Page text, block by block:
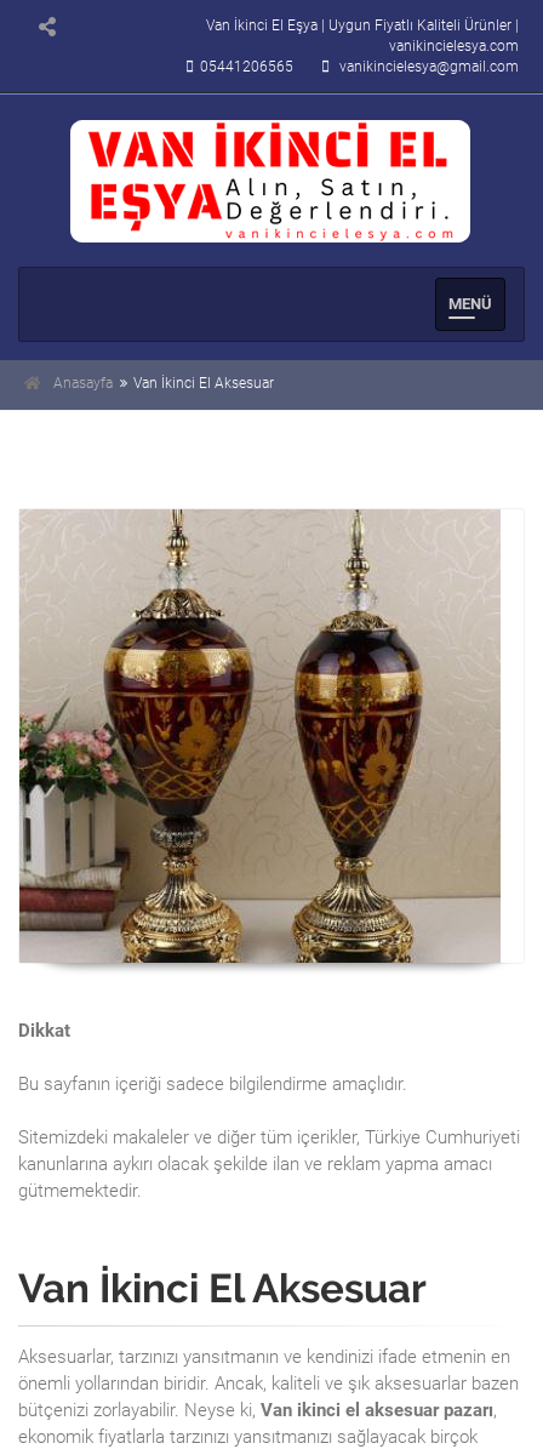
Van İkinci El Eşya | Uygun Fiyatlı Kaliteli Ürünler |
vanikincielesya.com
05441206565
vanikincielesya@gmail.com
Men�
Anasayfa Van İkinci El Aksesuar
Dikkat
Bu sayfanın içeriği sadece bilgilendirme amaçlıdır.
Sitemizdeki makaleler ve diğer tüm içerikler, Türkiye Cumhuriyeti
kanunlarına aykırı olacak şekilde ilan ve reklam yapma amacı
gütmemektedir.
Van İkinci El Aksesuar
Aksesuarlar, tarzınızı yansıtmanın ve kendinizi ifade etmenin en
önemli yollarından biridir. Ancak, kaliteli ve şık aksesuarlar bazen
bütçenizi zorlayabilir. Neyse ki, Van ikinci el aksesuar pazarı,
ekonomik fiyatlarla tarzınızı yansıtmanızı sağlayacak birçok